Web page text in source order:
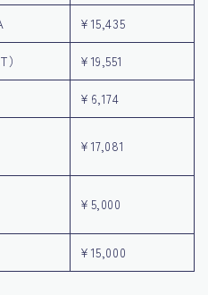
¥15,435
¥19,551
¥6,174
¥17,081
¥5,000
¥15,000